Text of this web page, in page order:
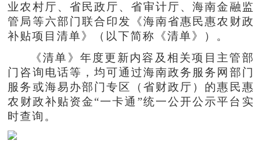
业农村厅、省民政厅、省审计厅、海南金融监
管局等六部门联合印发《海南省惠民惠农财政
补贴项目清单》（以下简称《清单》）。
《清单》年度更新内容及相关项目主管部
门咨询电话等，均可通过海南政务服务网部门
服务或海易办部门专区（省财政厅）的惠民惠
农财政补贴资金“一卡通”统一公开公示平台实
时查询。